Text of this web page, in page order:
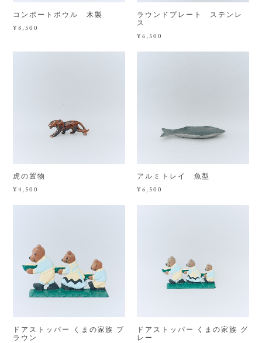
コンポートボウル 木製
¥8,500
ラウンドプレート ステンレ
ス
¥6,500
虎の置物
¥4,500
アルミトレイ 魚型
¥6,500
ドアストッパー くまの家族 ブ
ラウン
ドアストッパー くまの家族 グ
レー